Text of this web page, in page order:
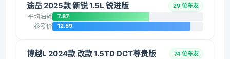
途岳 2025款 新锐 1.5L 锐进版 29 位车友
平均油耗 7.87
参考价 12.59
博越L 2024款 改款 1.5TD DCT尊贵版 74 位车友